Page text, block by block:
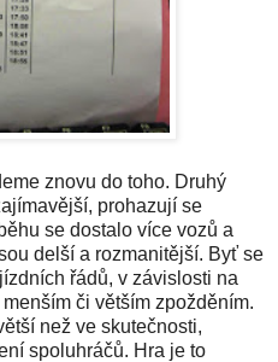
znovu do toho. Druhý
prohazují se
se dostalo více vozů a
delší a rozmanitější. Byť se
řádů, v závislosti na
či větším zpožděním.
než ve skutečnosti,
spoluhráčů. Hra je to